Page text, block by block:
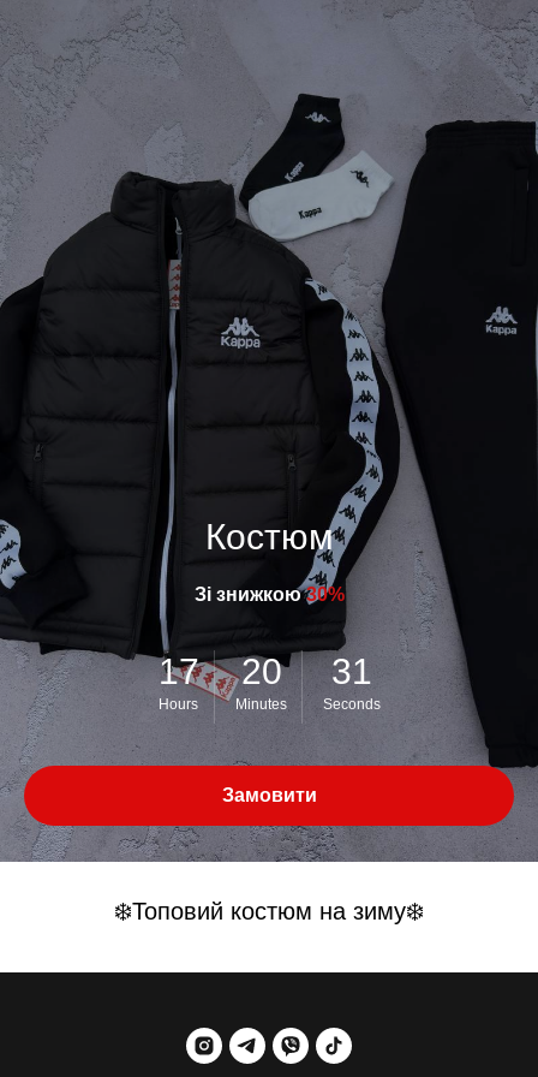
Костюм
Зі знижкою30%
17
Hours
20
Minutes
31
Seconds
Замовити
❄️Топовий костюм на зиму❄️